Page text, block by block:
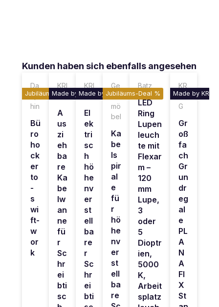
Produktgalerie überspringen
Kunden haben sich ebenfalls angesehen
Da
up
hin
Jubiläums-Deal %
Bü
ro
ho
ck
er
to
-
s
wi
ft-
w
or
k
KRI
EG
Made by KRIEG
A
us
zi
eh
ba
re
Ka
be
lw
an
ne
fü
r
Sc
hr
ei
bti
sc
KRI
EG
Made by KRIEG
El
ek
tri
sc
h
hö
he
nv
er
st
ell
ba
re
r
Sc
hr
ei
bti
Ge
ra
mö
bel
Jubiläums-Deal %
Ka
be
ls
pir
al
e
fü
r
hö
he
nv
er
st
ell
ba
re
Batz
LED
Ring
Lupen
leuch
te mit
Flexar
m –
120
mm
Lupe,
3
oder
5
Dioptr
ien,
5000
K,
Arbeit
splatz
KR
IE
G
Made by KRIEG
Gr
oß
fa
ch
Gr
un
dr
eg
al
e
PL
A
N
A
FI
X
St